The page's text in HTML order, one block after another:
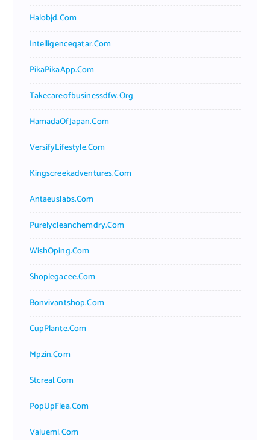
Halobjd.com
Intelligenceqatar.com
PikaPikaApp.com
Takecareofbusinessdfw.org
HamadaOfJapan.com
VersifyLifestyle.com
Kingscreekadventures.com
Antaeuslabs.com
Purelycleanchemdry.com
WishOping.com
Shoplegacee.com
Bonvivantshop.com
CupPlante.com
Mpzin.com
Stcreal.com
PopUpFlea.com
Valueml.com